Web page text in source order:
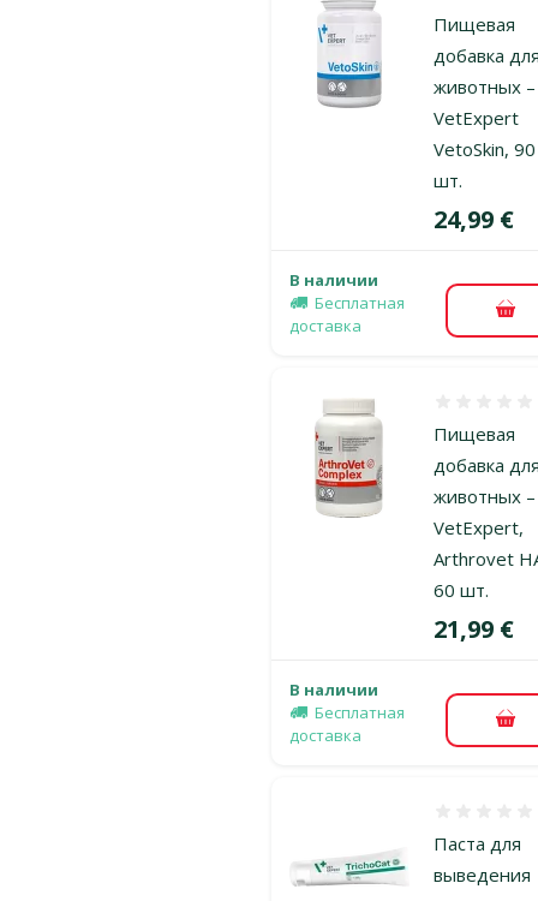
Пищевая
добавка
животных –
VetExpert
VetoSkin, 90
шт.
Цена
24,99 €
В наличии
Бесплатная
доставка
В
Пищевая
добавка
животных –
VetExpert,
Arthrovet
60 шт.
Цена
21,99 €
В наличии
Бесплатная
доставка
В
Паста для
выведения